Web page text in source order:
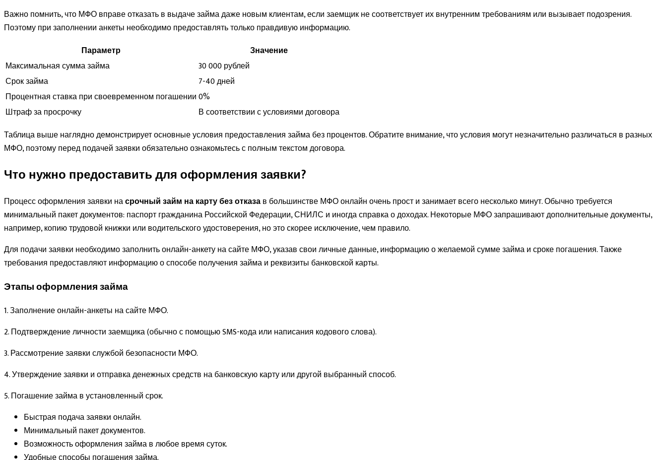
Важно помнить, что МФО вправе отказать в выдаче займа даже новым клиентам, если заемщик не соответствует их внутренним требованиям или вызывает подозрения.
Поэтому при заполнении анкеты необходимо предоставлять только правдивую информацию.
Параметр
Значение
Максимальная сумма займа
30 000 рублей
Срок займа
7-40 дней
Процентная ставка при своевременном погашении0%
Штраф за просрочку
В соответствии с условиями договора
Таблица выше наглядно демонстрирует основные условия предоставления займа без процентов. Обратите внимание, что условия могут незначительно различаться в разных
МФО, поэтому перед подачей заявки обязательно ознакомьтесь с полным текстом договора.
Что нужно предоставить для оформления заявки?
Процесс оформления заявки насрочный займ на карту без отказав большинстве МФО онлайн очень прост и занимает всего несколько минут. Обычно требуется
минимальный пакет документов: паспорт гражданина Российской Федерации, СНИЛС и иногда справка о доходах. Некоторые МФО запрашивают дополнительные документы,
например, копию трудовой книжки или водительского удостоверения, но это скорее исключение, чем правило.
Для подачи заявки необходимо заполнить онлайн-анкету на сайте МФО, указав свои личные данные, информацию о желаемой сумме займа и сроке погашения. Также
требования предоставляют информацию о способе получения займа и реквизиты банковской карты.
Этапы оформления займа
1. Заполнение онлайн-анкеты на сайте МФО.
2. Подтверждение личности заемщика (обычно с помощью SMS-кода или написания кодового слова).
3. Рассмотрение заявки службой безопасности МФО.
4. Утверждение заявки и отправка денежных средств на банковскую карту или другой выбранный способ.
5. Погашение займа в установленный срок.
Быстрая подача заявки онлайн.
Минимальный пакет документов.
Возможность оформления займа в любое время суток.